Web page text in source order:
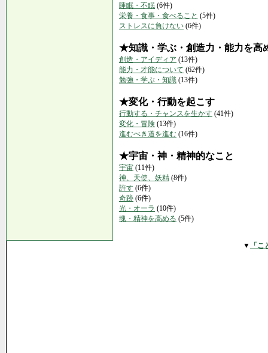
睡眠・不眠 (6件)
栄養・食事・食べること (5件)
ストレスに負けない (6件)
★知識・学ぶ・創造力・能力を高
創造・アイディア (13件)
能力・才能について (62件)
勉強・学ぶ・知識 (13件)
★変化・行動を起こす
行動する・チャンスを生かす (41件)
変化・冒険 (13件)
進むべき道を進む (16件)
★宇宙・神・精神的なこと
宇宙 (11件)
神、天使、妖精 (8件)
許す (6件)
奇跡 (6件)
光・オーラ (10件)
魂・精神を高める (5件)
▼ 「